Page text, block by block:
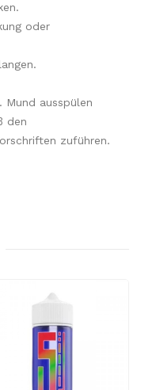
oder
ausspülen
den
zuführen.